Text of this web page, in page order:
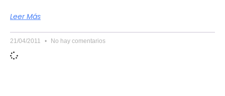
Leer Más
21/04/2011 No hay comentarios